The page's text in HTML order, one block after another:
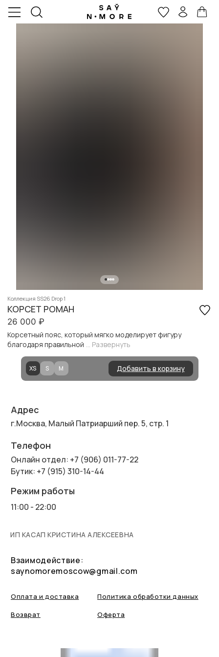
Коллекция SS26 Drop 1
КОРСЕТ РОМАН
26 000 ₽
Корсетный пояс, который мягко моделирует фигуру
благодаря правильной
... Развернуть
XS S M Добавить в корзину
Оферта
Оплата и доставка
Возврат
Политика обработки данных
Взаимодействие:
saynomoremoscow@gmail.com
Адрес
г.Москва, Малый Патриарший пер. 5, стр. 1
Режим работы
11:00 - 22:00
Телефон
Онлайн отдел: +7 (906) 011-77-22
Бутик: +7 (915) 310-14-44
ИП КАСАП КРИСТИНА АЛЕКСЕЕВНА